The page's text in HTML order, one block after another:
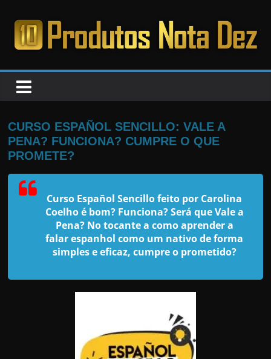
para
conteúdo
PRODUTOS
NOTA
DEZ
C
a
CURSO ESPAÑOL SENCILLO: VALE A
PENA? FUNCIONA? CUMPRE O QUE
PROMETE?
Curso Español Sencillo feito por Carolina
Coelho é bom? Funciona? Será que Vale a
Pena? No tocante a como aprender a
falar espanhol como um nativo de forma
simples e eficaz, cumpre o prometido?